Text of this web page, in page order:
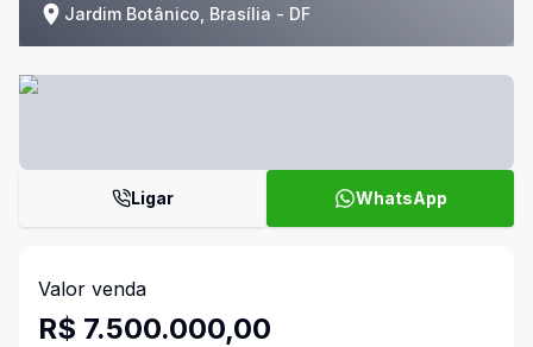
Jardim Botânico, Brasília - DF
Ligar WhatsApp
Valor venda
R$ 7.500.000,00